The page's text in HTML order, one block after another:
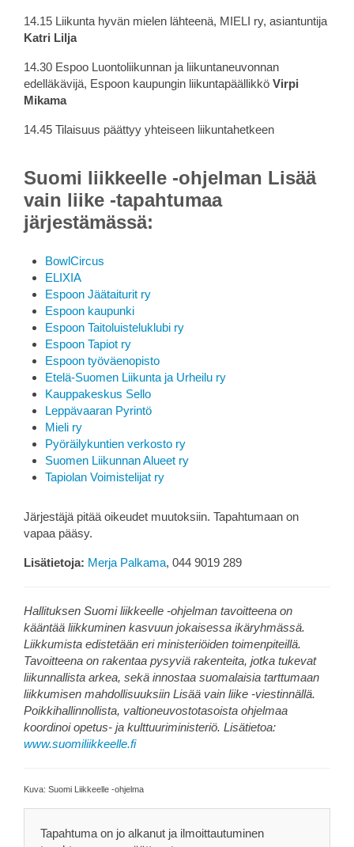
14.15 Liikunta hyvän mielen lähteenä, MIELI ry, asiantuntija
Katri Lilja
14.30 Espoo Luontoliikunnan ja liikuntaneuvonnan
edelläkävijä, Espoon kaupungin liikuntapäällikkö Virpi
Mikama
14.45 Tilaisuus päättyy yhteiseen liikuntahetkeen
Suomi liikkeelle -ohjelman Lisää
vain liike -tapahtumaa
järjestämässä:
BowlCircus
ELIXIA
Espoon Jäätaiturit ry​
Espoon kaupunki​
Espoon Taitoluisteluklubi ry
Espoon Tapiot ry
Espoon työväenopisto​
Etelä-Suomen Liikunta ja Urheilu ry
Kauppakeskus Sello
Leppävaaran Pyrintö​
Mieli ry
Pyöräilykuntien verkosto ry​
Suomen Liikunnan Alueet ry
Tapiolan Voimistelijat ry
Järjestäjä pitää oikeudet muutoksiin. Tapahtumaan on
vapaa pääsy.
Lisätietoja: Merja Palkama, 044 9019 289
Hallituksen Suomi liikkeelle -ohjelman tavoitteena on
kääntää liikkuminen kasvuun jokaisessa ikäryhmässä.
Liikkumista edistetään eri ministeriöiden toimenpiteillä.
Tavoitteena on rakentaa pysyviä rakenteita, jotka tukevat
liikunnallista arkea, sekä innostaa suomalaisia tarttumaan
liikkumisen mahdollisuuksiin Lisää vain liike -viestinnällä.
Poikkihallinnollista, valtioneuvostotasoista ohjelmaa
koordinoi opetus- ja kulttuuriministeriö. Lisätietoa:
www.suomiliikkeelle.fi
Kuva: Suomi Liikkeelle -ohjelma
Tapahtuma on jo alkanut ja ilmoittautuminen